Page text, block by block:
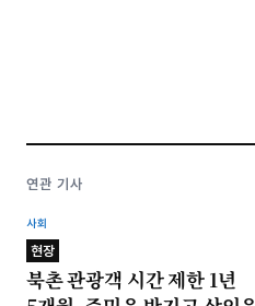
연관 기사
사회
현장
북촌 관광객 시간 제한 1년